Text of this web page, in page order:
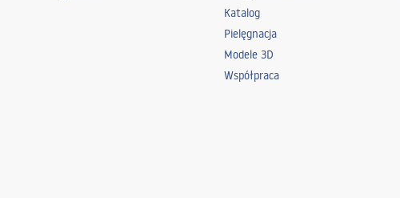
Katalog
Pielęgnacja
Modele 3D
Współpraca